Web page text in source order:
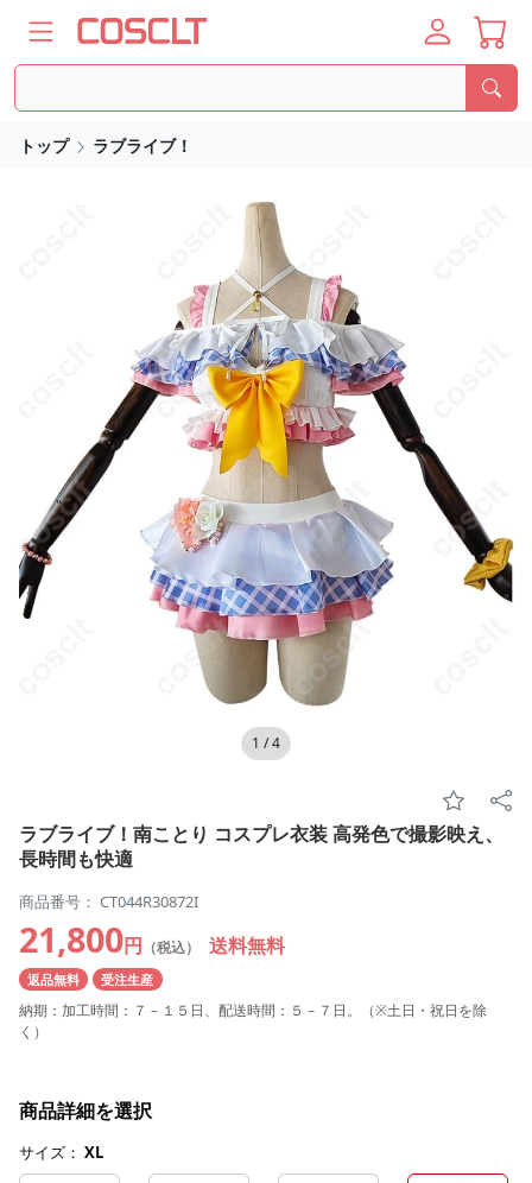
トップ ラブライブ！
1 /4
ラブライブ！南ことり コスプレ衣装 高発色で撮影映え、
長時間も快適
商品番号： CT044R30872I
21,800円 （税込） 送料無料
返品無料 受注生産
納期：加工時間：７－１５日、配送時間：５－７日。（※土日・祝日を除
く）
商品詳細を選択
サイズ： XL